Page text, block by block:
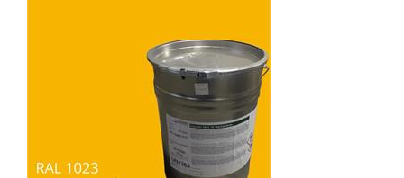
powierzchniach zewnętrznych i